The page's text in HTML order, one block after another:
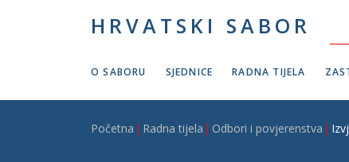
HRVATSKI SABOR
O SABORU SJEDNICE RADNA TIJELA
Breadcrumb
Početna Radna tijela Odbori i povjerenstva